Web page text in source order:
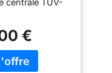
centrale TUV-
€